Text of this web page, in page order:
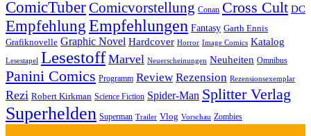
ComicTuberComicvorstellung Conan Cross Cult DC
Empfehlung Empfehlungen Fantasy Garth Ennis
Grafiknovelle Graphic Novel Hardcover Horror Image Comics Katalog
Lesestapel Lesestoff Marvel Neuerscheinungen Neuheiten Omnibus
Panini Comics Programm Review Rezension Rezensionsexemplar
Rezi Robert Kirkman Science Fiction Spider-Man Splitter Verlag
Superhelden Superman Trailer Vlog Vorschau Zombies